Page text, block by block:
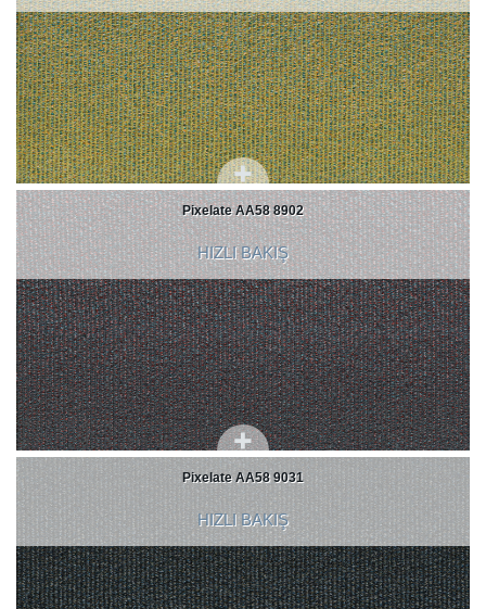
Pixelate AA58 8902
HIZLI BAKIŞ
Pixelate AA58 9031
HIZLI BAKIŞ